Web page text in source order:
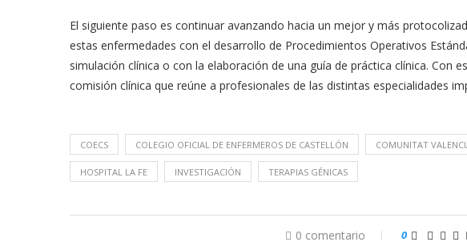
El siguiente paso es continuar avanzando hacia un mejor y más
estas enfermedades con el desarrollo de Procedimientos Operativos
simulación clínica o con la elaboración de una guía de práctica clínica. Con
comisión clínica que reúne a profesionales de las distintas especialidades
COECS COLEGIO OFICIAL DE ENFERMEROS DE CASTELLÓN COMUNITAT
HOSPITAL LA FE INVESTIGACIÓN TERAPIAS GÉNICAS
0 comentario 0